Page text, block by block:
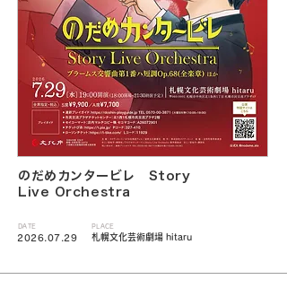
のだめカンタービレ Story
Live Orchestra
DATE PLACE
2026.07.29 札幌文化芸術劇場 hitaru